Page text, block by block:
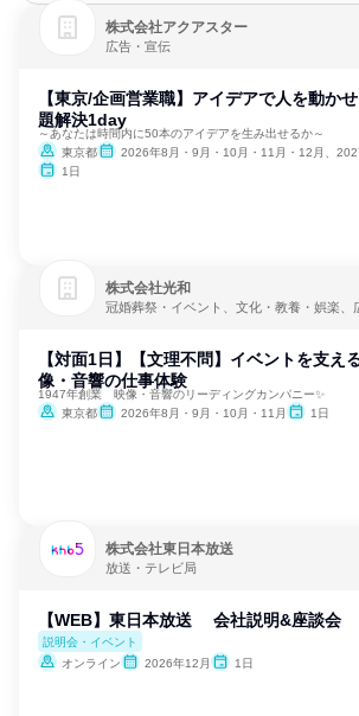
株式会社アクアスター
広告・宣伝
【東京/企画営業職】アイデアで人を動か
題解決1day
～あなたは時間内に50本のアイデアを生み出せるか～
東京都
2026年8月・9月・10月・11月・12月、2027年1月
1日
株式会社光和
冠婚葬祭・イベント、文化・教養・娯楽、
【対面1日】【文理不問】イベントを支え
像・音響の仕事体験
1947年創業 映像・音響のリーディングカンパニー✨
東京都
2026年8月・9月・10月・11月 1日
株式会社東日本放送
放送・テレビ局
【WEB】東日本放送 会社説明&座談会
説明会・イベント
オンライン
2026年12月 1日